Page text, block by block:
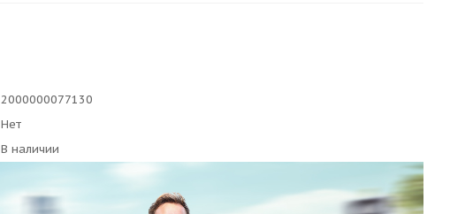
2000000077130
Нет
В наличии